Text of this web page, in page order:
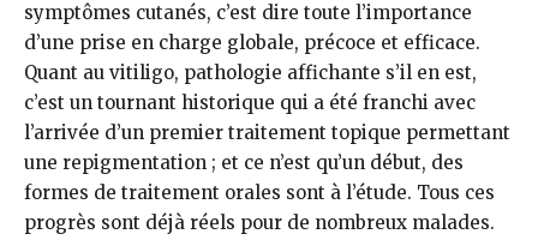
symptômes cutanés, c’est dire toute l’importance
d’une prise en charge globale, précoce et efficace.
Quant au vitiligo, pathologie affichante s’il en est,
c’est un tournant historique qui a été franchi avec
l’arrivée d’un premier traitement topique permettant
une repigmentation ; et ce n’est qu’un début, des
formes de traitement orales sont à l’étude. Tous ces
progrès sont déjà réels pour de nombreux malades.